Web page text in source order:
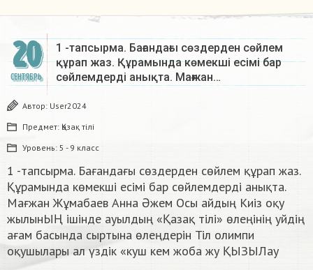
20
СЕНТЯБРЬ
1 -тапсырма. Бағандағы сөздерден сөйлем
құрап жаз. Құрамында көмекші есімі бар
сөйлемдерді анықта. Мағжан…
Автор: User2024
Предмет: Қазақ тiлi
Уровень: 5 - 9 класс
1 -тапсырма. Бағандағы сөздерден сөйлем құрап жаз.
Құрамында көмекші есімі бар сөйлемдерді анықта.
Мағжан Жұмабаев Анна Әжем Осы айдың Киіз оқу
жылынЫҢ ішінде ауылдың «Қазақ тілі» өлеңінің уйдің
ағам басында сыртына өлеңдерін Тіл олимпи
оқушылары ал үздік «куш кем жоба жу ҚЫЗЫЛ​ау